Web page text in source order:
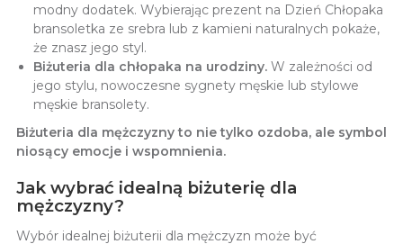
modny dodatek. Wybierając prezent na Dzień Chłopaka
bransoletka ze srebra lub z kamieni naturalnych pokaże,
że znasz jego styl.
Biżuteria dla chłopaka na urodziny. W zależności od
jego stylu, nowoczesne sygnety męskie lub stylowe
męskie bransolety.
Biżuteria dla mężczyzny to nie tylko ozdoba, ale symbol
niosący emocje i wspomnienia.
Jak wybrać idealną biżuterię dla
mężczyzny?
Wybór idealnej biżuterii dla mężczyzn może być